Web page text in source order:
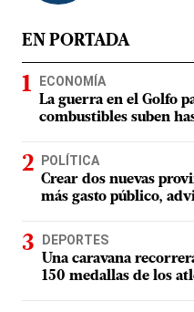
EN PORTADA
ECONOMÍA
La guerra en el Golfo
combustibles suben
POLÍTICA
Crear dos nuevas
más gasto público,
DEPORTES
Una caravana
150 medallas de los